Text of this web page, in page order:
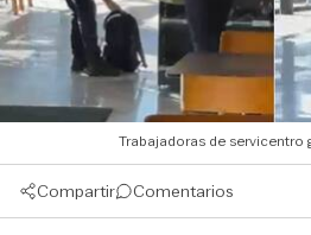
Trabajadoras de servicentro
Compartir Comentarios